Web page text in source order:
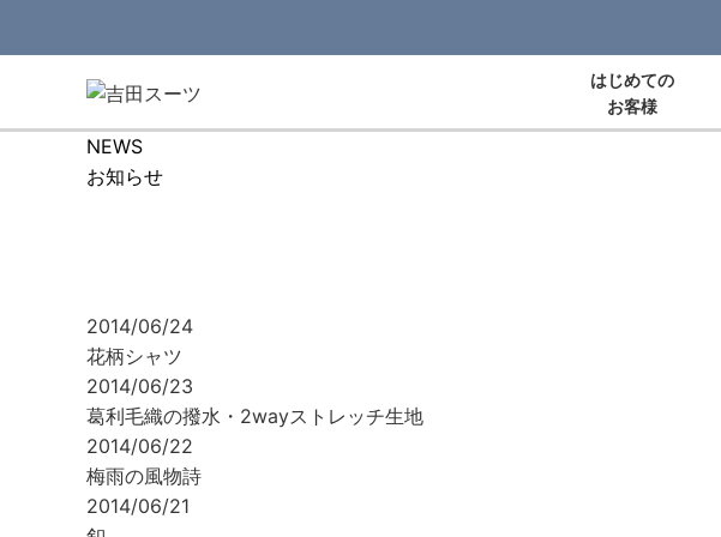
はじめての
お客様
NEWS
お知らせ
2014/06/24
花柄シャツ
2014/06/23
葛利毛織の撥水・2wayストレッチ生地
2014/06/22
梅雨の風物詩
2014/06/21